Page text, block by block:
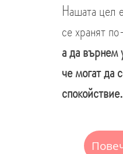
Нашата цел
се хранят
а да върнем
че могат да
спокойствие.